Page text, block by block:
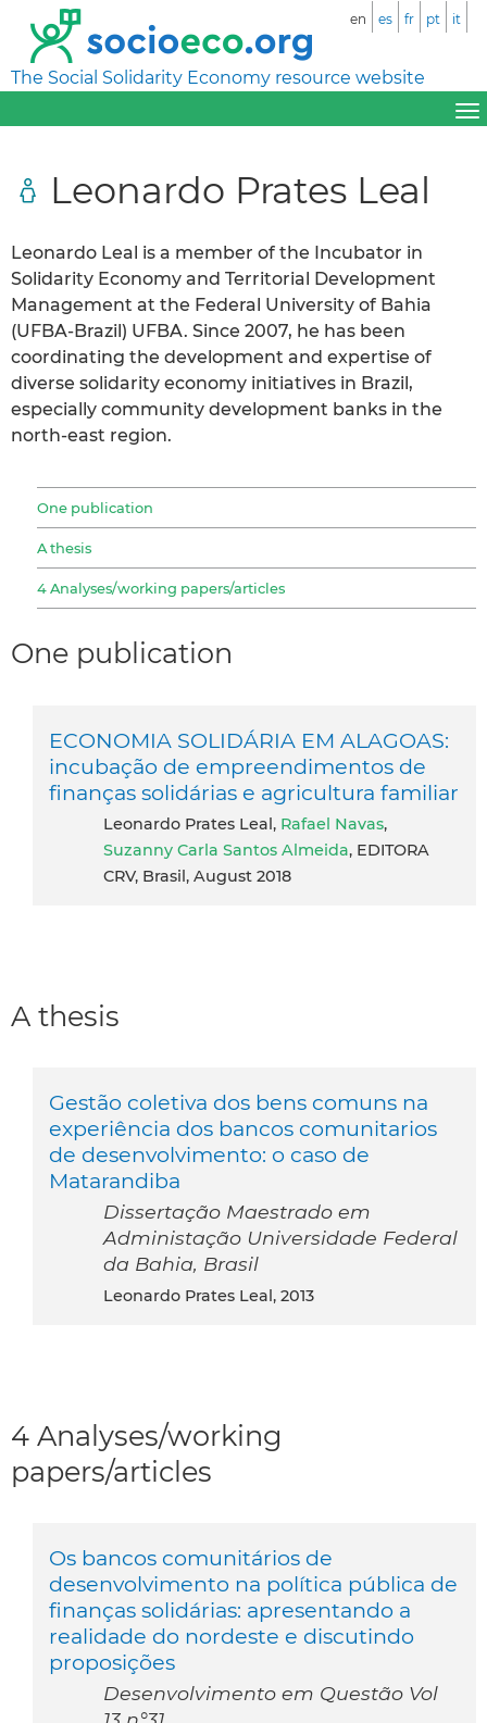
The Social Solidarity Economy resource website
en es fr pt it
Leonardo Prates Leal
Leonardo Leal is a member of the Incubator in
Solidarity Economy and Territorial Development
Management at the Federal University of Bahia
(UFBA-Brazil) UFBA. Since 2007, he has been
coordinating the development and expertise of
diverse solidarity economy initiatives in Brazil,
especially community development banks in the
north-east region.
One publication
A thesis
4 Analyses/working papers/articles
One publication
ECONOMIA SOLIDÁRIA EM ALAGOAS:
incubação de empreendimentos de
finanças solidárias e agricultura familiar
Leonardo Prates Leal, Rafael Navas,
Suzanny Carla Santos Almeida, EDITORA
CRV, Brasil, August 2018
A thesis
Gestão coletiva dos bens comuns na
experiência dos bancos comunitarios
de desenvolvimento: o caso de
Matarandiba
Dissertação Maestrado em
Administação Universidade Federal
da Bahia, Brasil
Leonardo Prates Leal, 2013
4 Analyses/working
papers/articles
Os bancos comunitários de
desenvolvimento na política pública de
finanças solidárias: apresentando a
realidade do nordeste e discutindo
proposições
Desenvolvimento em Questão Vol